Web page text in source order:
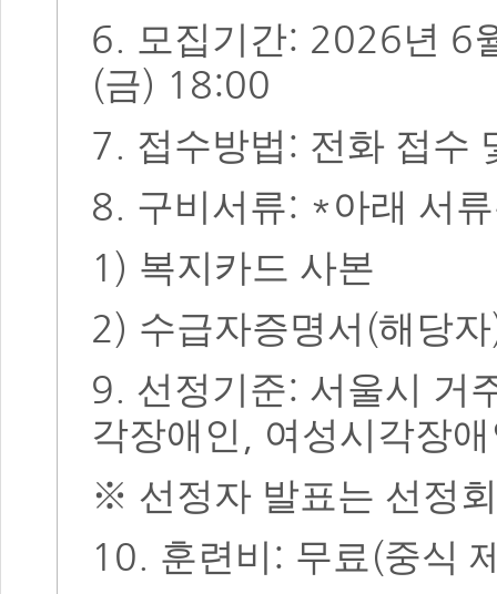
6. 모집기간: 2026년 6
(금) 18:00
7. 접수방법 : 전화 접수
8. 구비서류: *아래 서
1) 복지카드 사본
2) 수급자증명서 (해당자
9. 선정기준: 서울시 거
각장애인 , 여성시각장
※ 선정자 발표는 선정
10. 훈련비 : 무료 (중식